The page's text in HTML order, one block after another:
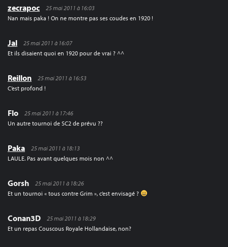
zecrapoc
25 mai 2011 à 16:03
Nan mais paka ! On ne montre pas ses coudes en 1920 !
Jal
25 mai 2011 à 16:07
Et ils disaient quoi en 1920 pour de vrai ? ^^
Reillon
25 mai 2011 à 16:53
C’est profond !
Flo
25 mai 2011 à 17:46
Un autre tournoi de SC2 de prévu ??
Paka
25 mai 2011 à 18:13
LAULE. Pas avant quelques mois non ^^
Gorsh
25 mai 2011 à 18:26
Et un tournoi « tous contre Grim », c’est envisagé ?
Conan3D
25 mai 2011 à 18:29
Et un repas Couscous Royale Hollandaise, non?